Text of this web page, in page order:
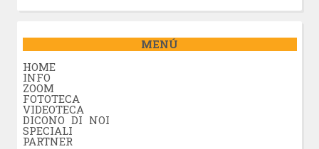
MENÚ
HOME
INFO
ZOOM
FOTOTECA
VIDEOTECA
DICONO DI NOI
SPECIALI
PARTNER